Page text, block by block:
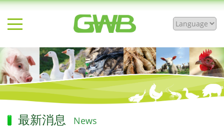
最新消息 News